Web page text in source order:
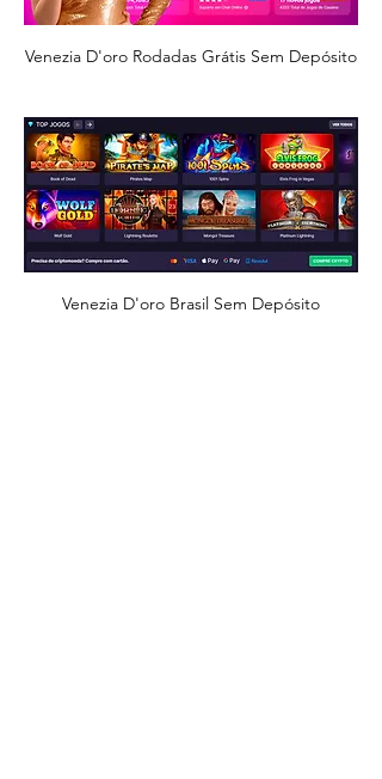
Venezia D'oro Rodadas Grátis Sem Depósito
Venezia D'oro Brasil Sem Depósito